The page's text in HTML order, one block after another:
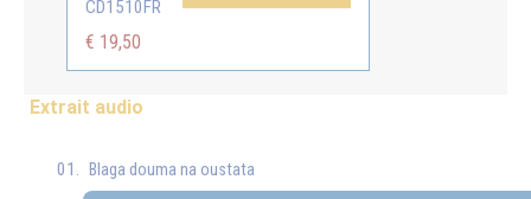
CD1510FR
€ 19,50
Extrait audio
Blaga douma na oustata